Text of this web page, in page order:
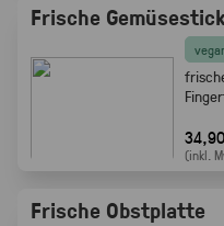
Frische
(inkl.
Frische Obstplatte